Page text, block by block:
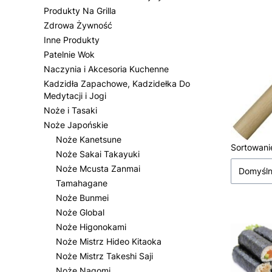
Produkty Na Grilla
Zdrowa Żywność
Inne Produkty
Patelnie Wok
Naczynia i Akcesoria Kuchenne
Kadzidła Zapachowe, Kadzidełka Do
Medytacji i Jogi
Noże i Tasaki
Noże Japońskie
Noże Kanetsune
Noże Sakai Takayuki
Noże Mcusta Zanmai
Tamahagane
Noże Bunmei
Noże Global
Noże Higonokami
Noże Mistrz Hideo Kitaoka
Noże Mistrz Takeshi Saji
Lista